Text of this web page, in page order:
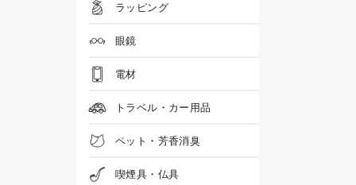
ラッピング
眼鏡
電材
トラベル・カー用品
ペット・芳香消臭
喫煙具・仏具